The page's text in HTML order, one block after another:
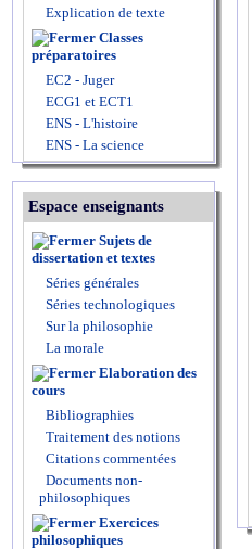
Explication de texte
Classes
préparatoires
EC2 - Juger
ECG1 et ECT1
ENS - L'histoire
ENS - La science
Espace enseignants
Sujets de
dissertation et textes
Séries générales
Séries technologiques
Sur la philosophie
La morale
Elaboration des
cours
Bibliographies
Traitement des notions
Citations commentées
Documents non-
philosophiques
Exercices
philosophiques